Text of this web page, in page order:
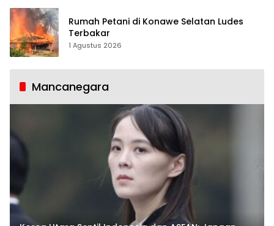
Rumah Petani di Konawe Selatan Ludes
Terbakar
1 Agustus 2026
Mancanegara